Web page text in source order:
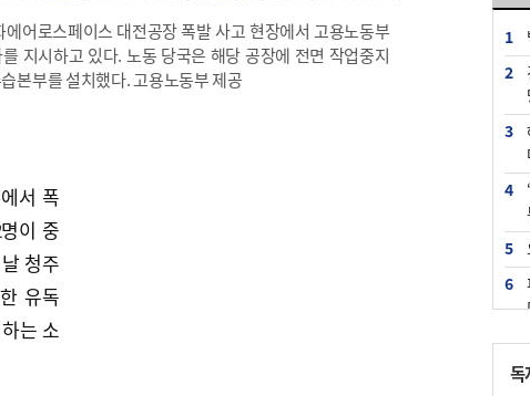
어로스페이스 대전공장 폭발 사고 현장에서 고용노동부
지시하고 있다. 노동 당국은 해당 공장에 전면 작업중지
본부를 설치했다. 고용노동부 제공
서 폭
이 중
청주
유독
는 소
1
2
3
4
5
6
7
독